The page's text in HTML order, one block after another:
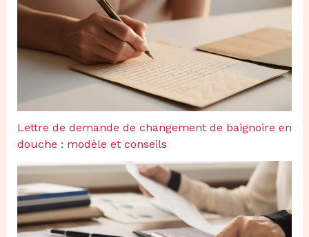
Lettre de demande de changement de baignoire en
douche : modèle et conseils